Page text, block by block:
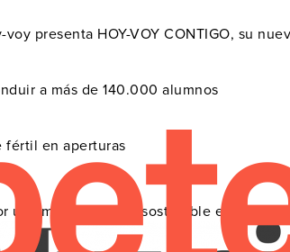
voy presenta HOY-VOY CONTIGO, su
a más de 140.000 alumnos
fértil en aperturas
una movilidad más sostenible e